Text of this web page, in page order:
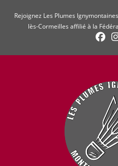
Rejoignez Les Plumes
lès-Cormeilles affilié à la